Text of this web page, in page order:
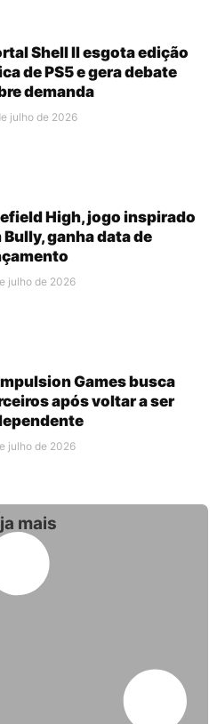
Shell II esgota edição
de PS5 e gera debate
demanda
julho de 2026
High, jogo inspirado
Bully, ganha data de
julho de 2026
Games busca
após voltar a ser
julho de 2026
mais